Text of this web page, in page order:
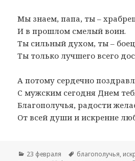
Мы знаем, папа, ты –
И в прошлом смелый воин.
Ты сильный духом, ты –
Ты только лучшего всего
А потому сердечно
С мужским сегодня Днем
Благополучья, радости
От всей души и искренне
Рубрики
23 февраля Метки
благополучья,